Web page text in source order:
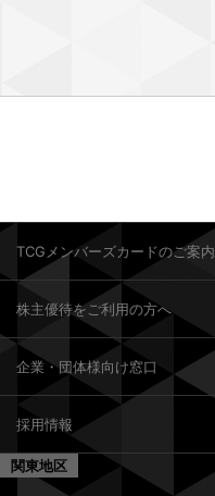
TCGメンバーズカードのご案内
株主優待をご利用の方へ
企業・団体様向け窓口
採用情報
関東地区